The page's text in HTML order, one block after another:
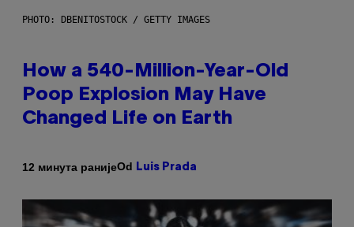
PHOTO: DBENITOSTOCK / GETTY IMAGES
How a 540-Million-Year-Old
Poop Explosion May Have
Changed Life on Earth
12 минута ранијеOd Luis Prada